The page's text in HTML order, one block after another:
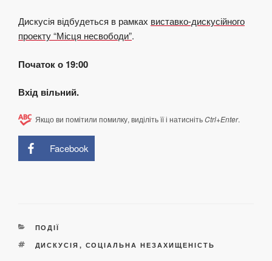
Дискусія відбудеться в рамках виставко-дискусійного
проекту “Місця несвободи”.
Початок о 19:00
Вхід вільний.
Якщо ви помітили помилку, виділіть її і натиснітьCtrl+Enter.
Facebook
КАТЕГОРІЇ
ПОДІЇ
ПОЗНАЧКИ
ДИСКУСІЯ , СОЦІАЛЬНА НЕЗАХИЩЕНІСТЬ